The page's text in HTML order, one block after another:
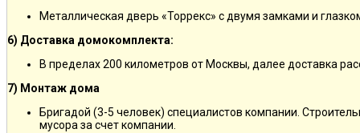
Металлическая дверь «Торрекс» с двумя замками и
6) Доставка домокомплекта:
В пределах 200 километров от Москвы, далее доставка
7) Монтаж дома
Бригадой (3-5 человек) специалистов компании.
мусора за счет компании.